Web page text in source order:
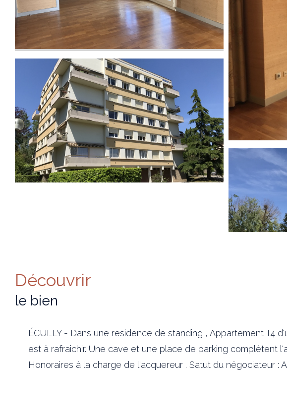
découvrir
le bien
ÉCULLY - Dans une residence de standing , Appartement T4
est à rafraichir. Une cave et une place de parking complètent
Honoraires à la charge de l'acquereur . Satut du négociateur :